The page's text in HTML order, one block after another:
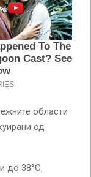
области
од
до 38°C,